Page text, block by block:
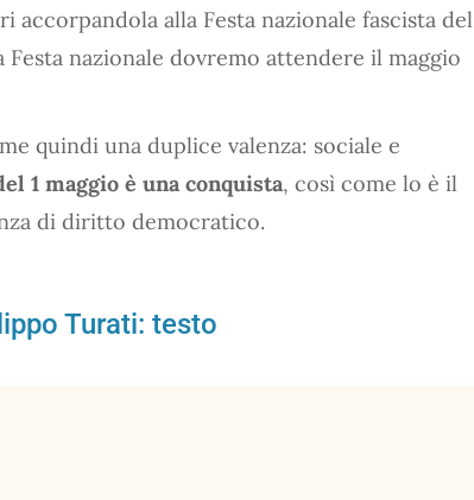
accorpandola alla Festa nazionale fascista del
Festa nazionale dovremo attendere il maggio
quindi una duplice valenza: sociale e
1 maggio è una conquista, così come lo è il
di diritto democratico.
Turati: testo